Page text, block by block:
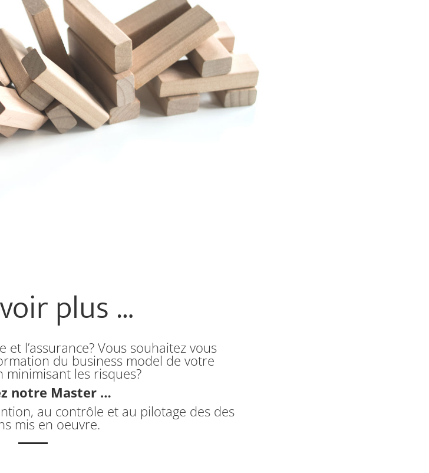
plus …
et l’assurance? Vous souhaitez vous
du business model de votre
minimisant les risques?
notre Master …
au contrôle et au pilotage des des
mis en oeuvre.